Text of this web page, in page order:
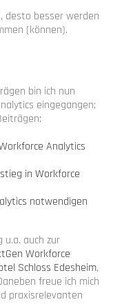
desto besser werden
(können).
bin ich nun
eingegangen;
Analytics
in Workforce
notwendigen
u.a. auch zur
Workforce
Schloss Edesheim,
freue ich mich
praxisrelevanten